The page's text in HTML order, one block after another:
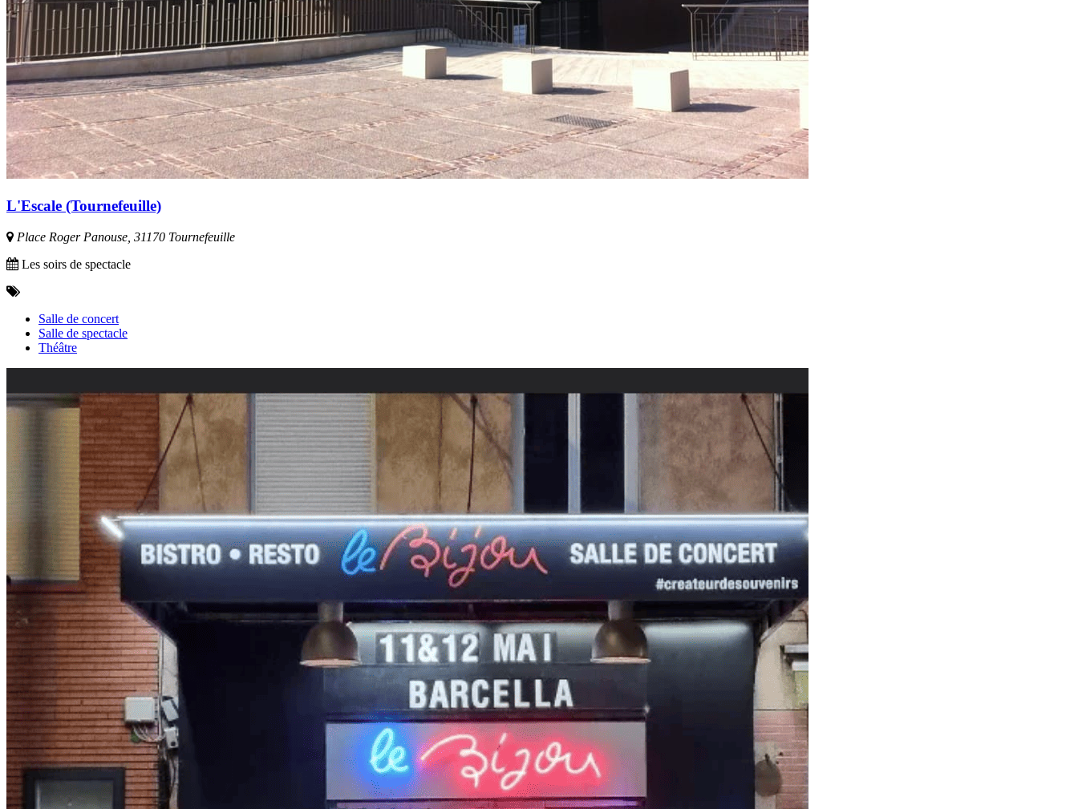
L'Escale (Tournefeuille)
Place Roger Panouse, 31170 Tournefeuille
Les soirs de spectacle
Salle de concert
Salle de spectacle
Théâtre